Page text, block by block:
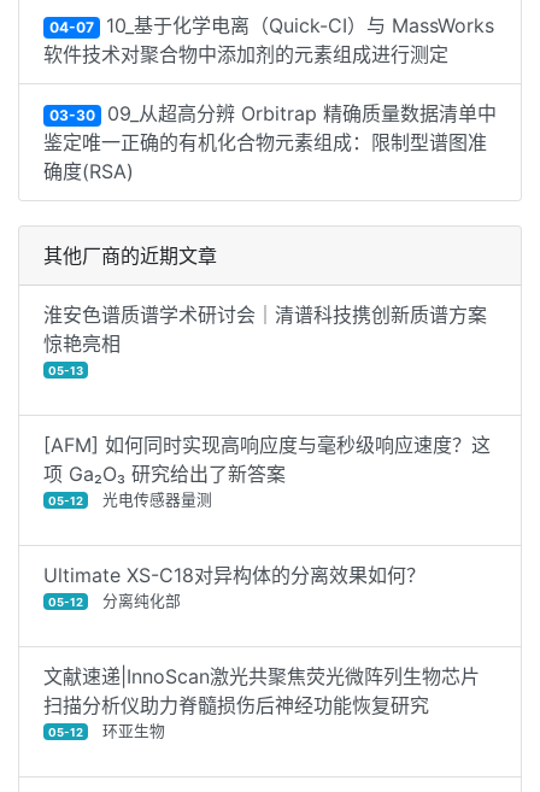
04-07 10_基于化学电离（Quick-CI）与 MassWorks
软件技术对聚合物中添加剂的元素组成进行测定
03-30 09_从超高分辨 Orbitrap 精确质量数据清单中
鉴定唯一正确的有机化合物元素组成：限制型谱图准
确度(RSA)
其他厂商的近期文章
淮安色谱质谱学术研讨会｜清谱科技携创新质谱方案
惊艳亮相
05-13
[AFM] 如何同时实现高响应度与毫秒级响应速度？这
项 Ga₂O₃ 研究给出了新答案
05-12 光电传感器量测
Ultimate XS-C18对异构体的分离效果如何？
05-12 分离纯化部
文献速递|InnoScan激光共聚焦荧光微阵列生物芯片
扫描分析仪助力脊髓损伤后神经功能恢复研究
05-12 环亚生物